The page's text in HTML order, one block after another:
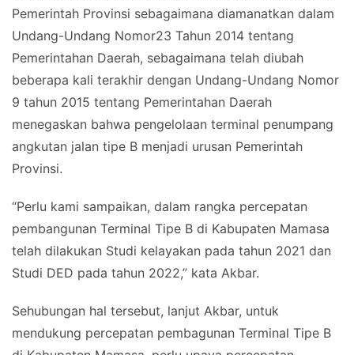
Pemerintah Provinsi sebagaimana diamanatkan dalam
Undang-Undang Nomor23 Tahun 2014 tentang
Pemerintahan Daerah, sebagaimana telah diubah
beberapa kali terakhir dengan Undang-Undang Nomor
9 tahun 2015 tentang Pemerintahan Daerah
menegaskan bahwa pengelolaan terminal penumpang
angkutan jalan tipe B menjadi urusan Pemerintah
Provinsi.
“Perlu kami sampaikan, dalam rangka percepatan
pembangunan Terminal Tipe B di Kabupaten Mamasa
telah dilakukan Studi kelayakan pada tahun 2021 dan
Studi DED pada tahun 2022,” kata Akbar.
Sehubungan hal tersebut, lanjut Akbar, untuk
mendukung percepatan pembagunan Terminal Tipe B